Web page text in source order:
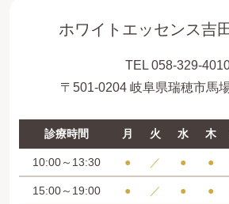
ホワイトエッセンス吉
TEL 058-329-
〒501-0204 岐阜県瑞穂市馬
診療時間 月 火 水 木
10:00～13:30 ● ／ ● ●
15:00～19:00 ● ／ ● ●